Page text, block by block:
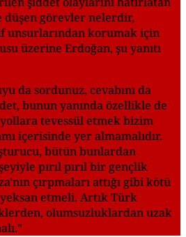
görevler nelerdir,
unsurlarından korumak için
üzerine Erdoğan, şu yanıtı
da sordunuz, cevabını da
bunun yanında özellikle de
tevessül etmek bizim
içerisinde yer almamalıdır.
bütün bunlardan
pırıl pırıl bir gençlik
çırpmaları attığı gibi kötü
etmeli. Artık Türk
olumsuzluklardan uzak